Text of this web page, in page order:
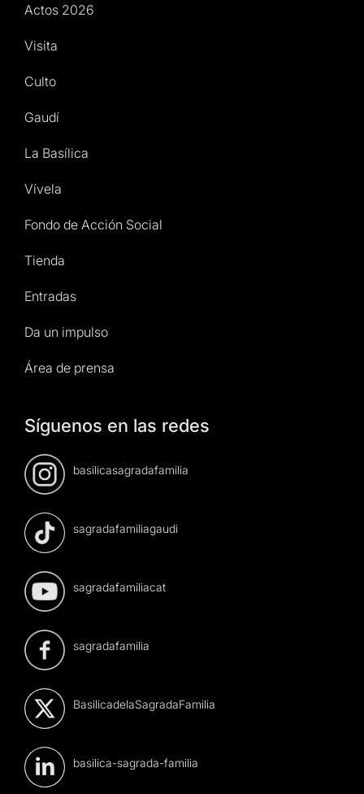
Actos 2026
Visita
Culto
Gaudí
La Basílica
Vívela
Fondo de Acción Social
Tienda
Entradas
Da un impulso
Área de prensa
Síguenos en las redes
basilicasagradafamilia
sagradafamiliagaudi
sagradafamiliacat
sagradafamilia
BasilicadelaSagradaFamilia
basilica-sagrada-familia